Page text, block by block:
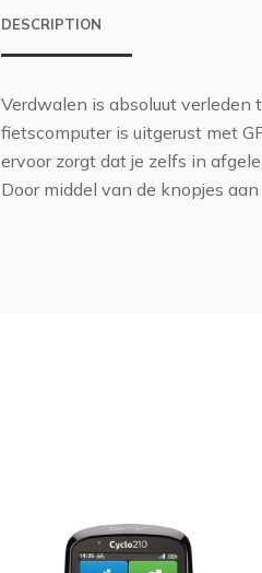
DESCRIPTION
Verdwalen is absoluut verleden
fietscomputer is uitgerust met
ervoor zorgt dat je zelfs in
Door middel van de knopjes